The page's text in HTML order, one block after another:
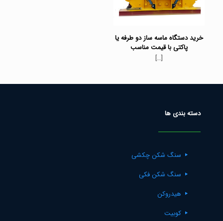
خرید دستگاه ماسه ساز دو طرفه یا
پاکتی با قیمت مناسب
[…]
دسته بندی ها
سنگ شکن چکشی
سنگ شکن فکی
هیدروکن
کوبیت